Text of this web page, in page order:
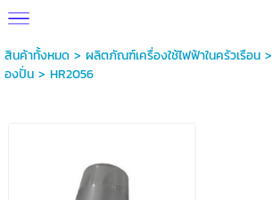
สินค้าทั้งหมด> ผลิตภัณฑ์เครื่องใช้ไฟฟ้าในครัวเรือน>
องปั่น> HR2056